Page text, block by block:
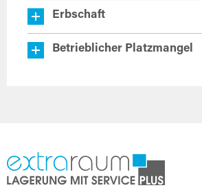
Erbschaft
Betrieblicher Platzmangel